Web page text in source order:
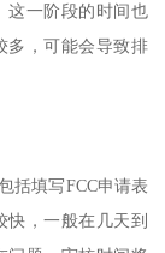
这一阶段的时间也
多，可能会导致排
括填写FCC申请表
，一般在几天到